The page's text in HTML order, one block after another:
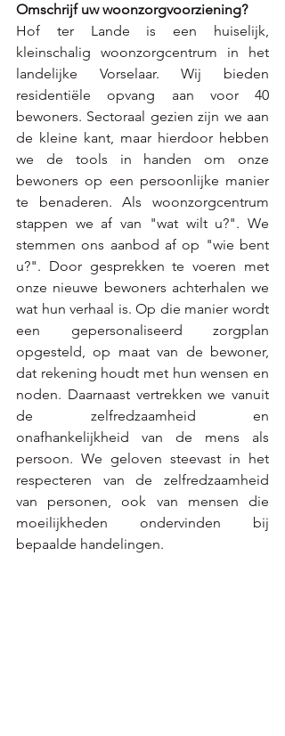
Omschrijf uw woonzorgvoorziening?
Hof ter Lande is een huiselijk,
kleinschalig woonzorgcentrum in het
landelijke Vorselaar. Wij bieden
residentiële opvang aan voor 40
bewoners. Sectoraal gezien zijn we aan
de kleine kant, maar hierdoor hebben
we de tools in handen om onze
bewoners op een persoonlijke manier
te benaderen. Als woonzorgcentrum
stappen we af van "wat wilt u?". We
stemmen ons aanbod af op "wie bent
u?". Door gesprekken te voeren met
onze nieuwe bewoners achterhalen we
wat hun verhaal is. Op die manier wordt
een gepersonaliseerd zorgplan
opgesteld, op maat van de bewoner,
dat rekening houdt met hun wensen en
noden. Daarnaast vertrekken we vanuit
de zelfredzaamheid en
onafhankelijkheid van de mens als
persoon. We geloven steevast in het
respecteren van de zelfredzaamheid
van personen, ook van mensen die
moeilijkheden ondervinden bij
bepaalde handelingen.